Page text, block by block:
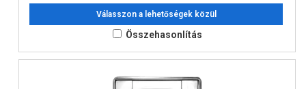
Válasszon a lehetőségek közül
Összehasonlítás